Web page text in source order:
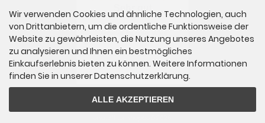
Günstigster (gefundener)
Gesamt: 284
Wir verwenden Cookies und ähnliche Technologien, auch
von Drittanbietern, um die ordentliche Funktionsweise der
Website zu gewährleisten, die Nutzung unseres Angebotes
zu analysieren und Ihnen ein bestmögliches
Einkaufserlebnis bieten zu können. Weitere Informationen
finden Sie in unserer Datenschutzerklärung.
ALLE AKZEPTIEREN